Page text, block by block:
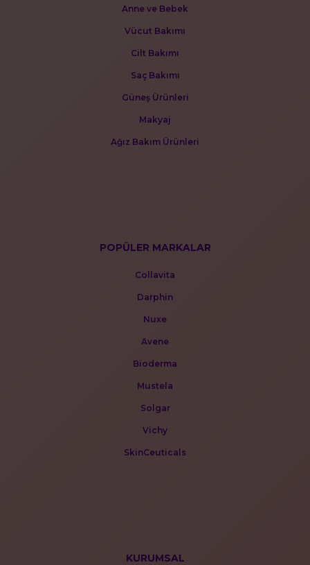
Anne ve Bebek
Vücut Bakımı
Cilt Bakımı
Saç Bakımı
Güneş Ürünleri
Makyaj
Ağız Bakım Ürünleri
POPÜLER MARKALAR
Collavita
Darphin
Nuxe
Avene
Bioderma
Mustela
Solgar
Vichy
SkinCeuticals
KURUMSAL